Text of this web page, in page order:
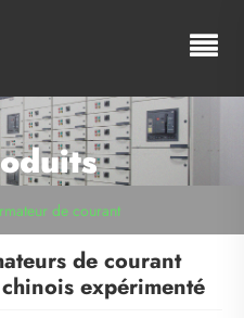
de courant
de courant
expérimenté